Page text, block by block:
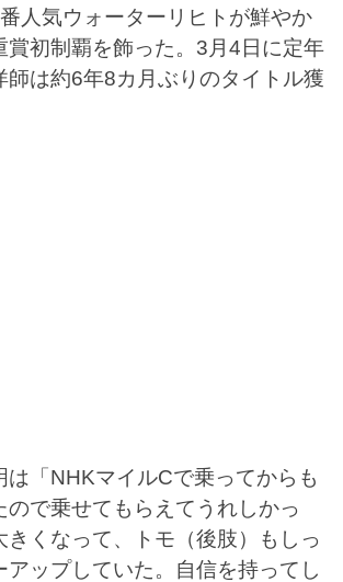
人気ウォーターリヒトが鮮やか
賞初制覇を飾った。3月4日に定年
師は約6年8カ月ぶりのタイトル獲
「NHKマイルCで乗ってからも
ので乗せてもらえてうれしかっ
きくなって、トモ（後肢）もしっ
アップしていた。自信を持ってし